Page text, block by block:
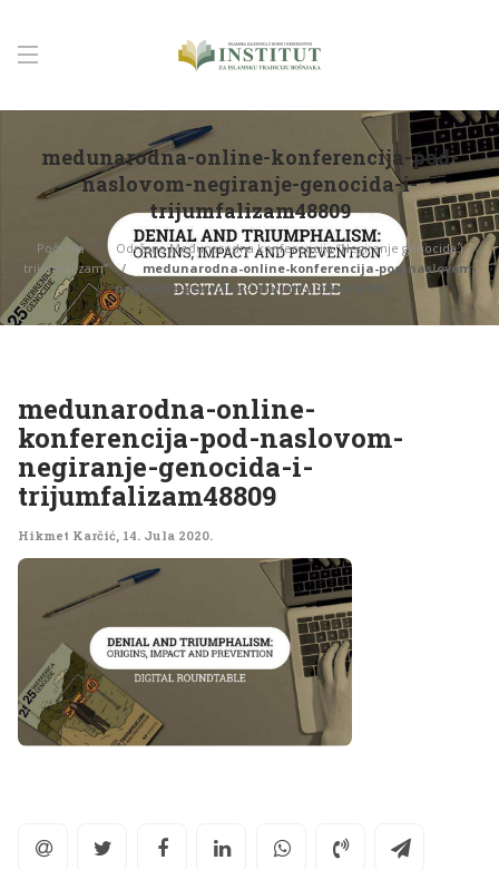
medunarodna-online-konferencija-pod-
naslovom-negiranje-genocida-i-
trijumfalizam48809
Početna
Održana Međunarodna konferencija “Negiranje genocida i
trijumfalizam”
medunarodna-online-konferencija-pod-naslovom-
negiranje-genocida-i-trijumfalizam48809
medunarodna-online-
konferencija-pod-naslovom-
negiranje-genocida-i-
trijumfalizam48809
Hikmet Karčić, 14. Jula 2020.